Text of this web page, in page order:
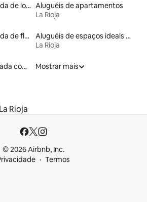
Aluguel por temporada de lofts Aluguéis de apartamentos
La Rioja
Aluguel por temporada de flats
Aluguéis de espaços ideais para famílias
La Rioja
Aluguéis por temporada com café da manhã
Mostrar mais
La Rioja
© 2026 Airbnb, Inc.
Termos